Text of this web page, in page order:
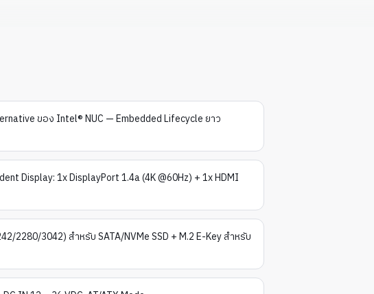
ของ Intel® NUC — Embedded Lifecycle ยาว
Display: 1x DisplayPort 1.4a (4K @60Hz) + 1x HDMI
2280/3042) สำหรับ SATA/NVMe SSD + M.2 E-Key สำหรับ